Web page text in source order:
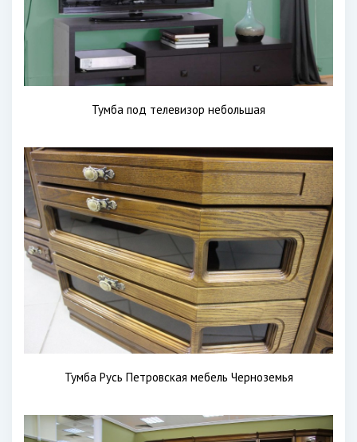
Тумба под телевизор небольшая
Тумба Русь Петровская мебель Черноземья